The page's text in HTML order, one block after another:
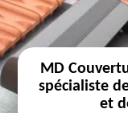
MD
spécialiste
et